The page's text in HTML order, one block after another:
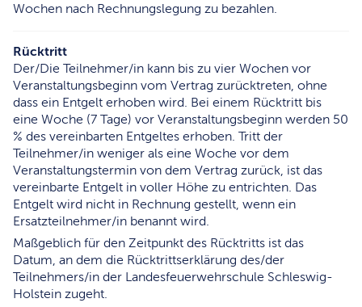
Wochen nach Rechnungslegung zu bezahlen.
Rücktritt
Der/Die Teilnehmer/in kann bis zu vier Wochen vor
Veranstaltungsbeginn vom Vertrag zurücktreten, ohne
dass ein Entgelt erhoben wird. Bei einem Rücktritt bis
eine Woche (7 Tage) vor Veranstaltungsbeginn werden 50
% des vereinbarten Entgeltes erhoben. Tritt der
Teilnehmer/in weniger als eine Woche vor dem
Veranstaltungstermin von dem Vertrag zurück, ist das
vereinbarte Entgelt in voller Höhe zu entrichten. Das
Entgelt wird nicht in Rechnung gestellt, wenn ein
Ersatzteilnehmer/in benannt wird.
Maßgeblich für den Zeitpunkt des Rücktritts ist das
Datum, an dem die Rücktrittserklärung des/der
Teilnehmers/in der Landesfeuerwehrschule Schleswig-
Holstein zugeht.